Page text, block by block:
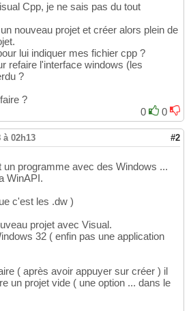
Cpp, je ne sais pas du tout
nouveau projet et créer alors plein de
lui indiquer mes fichier cpp ?
refaire l'interface windows (les
?
?
0
0
à 02h13 #2
programme avec des Windows ...
WinAPI.
c'est les .dw )
projet avec Visual.
32 ( enfin pas une application
( après avoir appuyer sur créer ) il
un projet vide ( une option ... dans le